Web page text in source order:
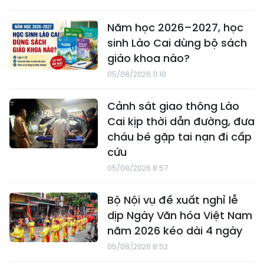
Năm học 2026–2027, học
sinh Lào Cai dùng bộ sách
giáo khoa nào?
05/08/2026 11:10
Cảnh sát giao thông Lào
Cai kịp thời dẫn đường, đưa
cháu bé gặp tai nạn đi cấp
cứu
05/08/2026 8:57
Bộ Nội vụ đề xuất nghỉ lễ
dịp Ngày Văn hóa Việt Nam
năm 2026 kéo dài 4 ngày
05/08/2026 8:52